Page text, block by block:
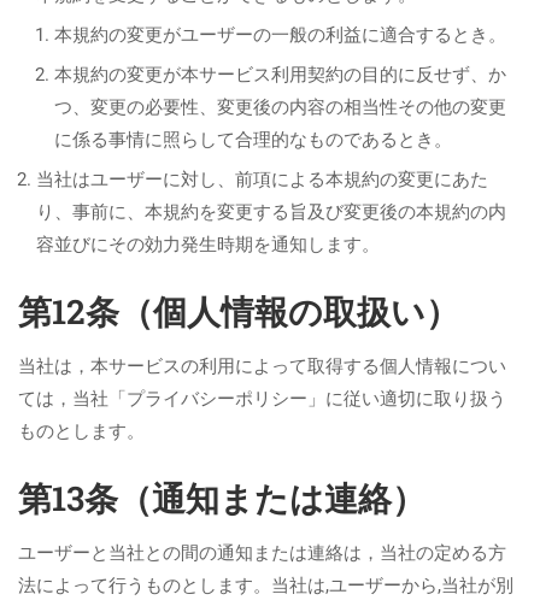
本規約の変更がユーザーの一般の利益に適合するとき。
本規約の変更が本サービス利用契約の目的に反せず、か
つ、変更の必要性、変更後の内容の相当性その他の変更
に係る事情に照らして合理的なものであるとき。
当社はユーザーに対し、前項による本規約の変更にあた
り、事前に、本規約を変更する旨及び変更後の本規約の内
容並びにその効力発生時期を通知します。
第12条（個人情報の取扱い）
当社は，本サービスの利用によって取得する個人情報につい
ては，当社「プライバシーポリシー」に従い適切に取り扱う
ものとします。
第13条（通知または連絡）
ユーザーと当社との間の通知または連絡は，当社の定める方
法によって行うものとします。当社は,ユーザーから,当社が別